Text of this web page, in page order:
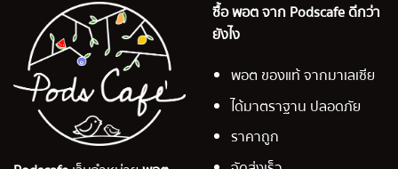
ซื้อ พอต จาก Podscafe ดีกว่า
ยังไง
พอต ของแท้ จากมาเลเซีย
ได้มาตราฐาน ปลอดภัย
ราคาถูก